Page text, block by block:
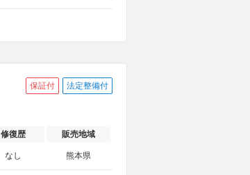
保証付 法定整備付
修復歴 販売地域
なし 熊本県